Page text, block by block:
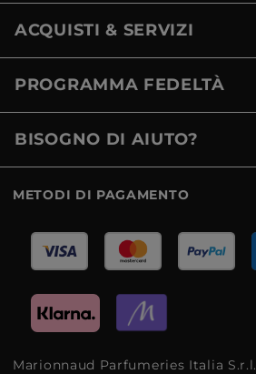
ACQUISTI & SERVIZI
PROGRAMMA FEDELTÀ
BISOGNO DI AIUTO?
METODI DI PAGAMENTO
Marionnaud Parfumeries Italia S.r.l.